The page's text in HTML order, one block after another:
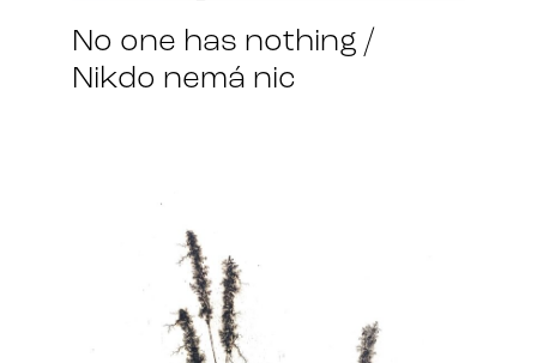
No one has nothing /
Nikdo nemá nic